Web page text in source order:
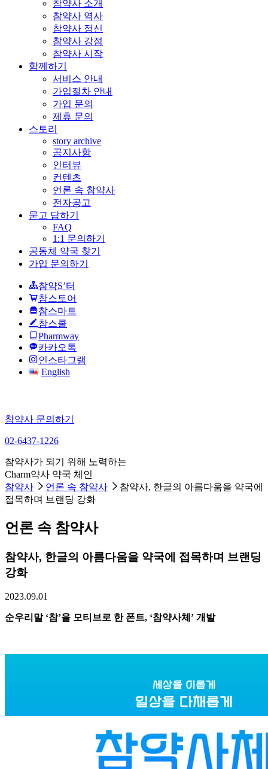
참약사 소개
참약사 역사
참약사 정신
참약사 강점
참약사 시작
함께하기
서비스 안내
가입절차 안내
가입 문의
제휴 문의
스토리
story archive
공지사항
인터뷰
컨텐츠
언론 속 참약사
전자공고
묻고 답하기
FAQ
1:1 문의하기
공동체 약국 찾기
가입 문의하기
참약S’터
참스토어
참스마트
참스쿨
Pharmway
카카오톡
인스타그램
English
참약사 문의하기
02-6437-1226
참약사가 되기 위해 노력하는
Charm약사 약국 체인
참약사
언론 속 참약사
참약사, 한글의 아름다움을 약국에
접목하며 브랜딩 강화
언론 속 참약사
참약사, 한글의 아름다움을 약국에 접목하며 브랜딩
강화
2023.09.01
순우리말 ‘참’을 모티브로 한 폰트, ‘참약사체’ 개발